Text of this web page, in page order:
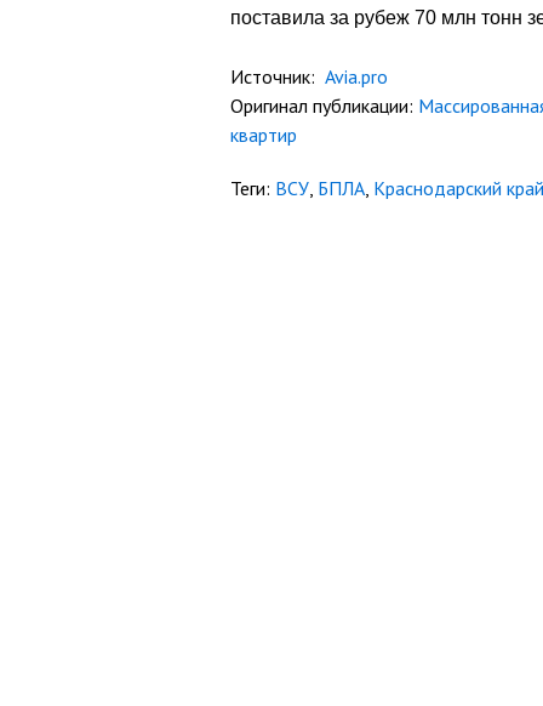
поставила за рубеж 70 млн тонн
Источник: Avia.pro
Оригинал публикации:
квартир
Теги: ВСУ, БПЛА, Краснодарский край